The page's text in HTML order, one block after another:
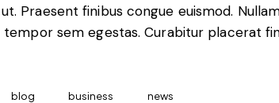
Praesent finibus congue euismod.
sem egestas. Curabitur placerat
blog business news